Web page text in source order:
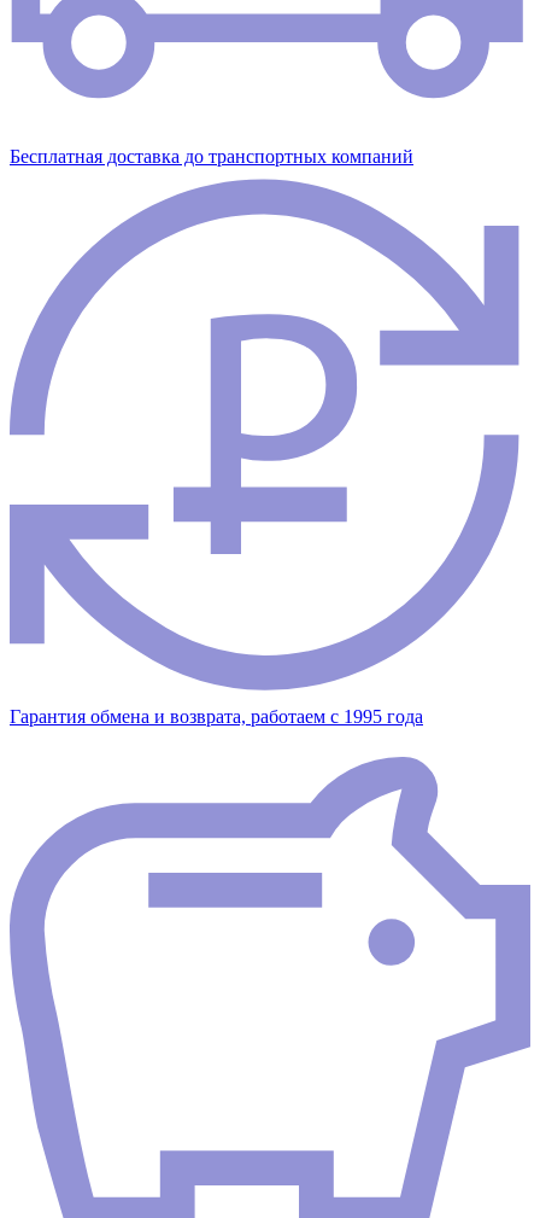
Бесплатная доставка до транспортных компаний
Гарантия обмена и возврата, работаем с 1995 года